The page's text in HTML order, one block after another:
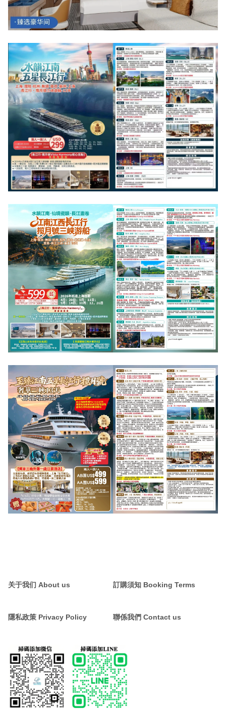
关于我们 About us 訂購須知 Booking Terms
隱私政策 Privacy Policy 聯係我們 Contact us